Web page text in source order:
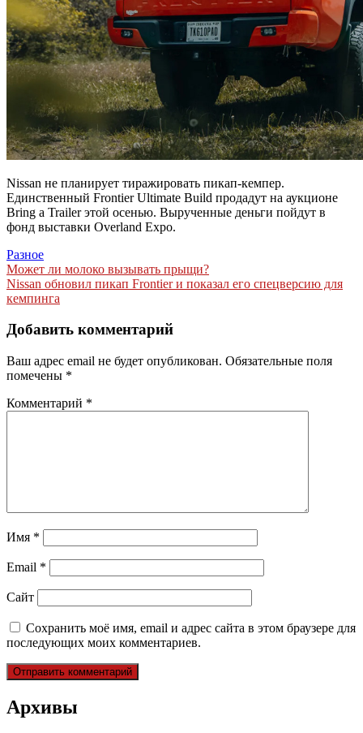
Nissan не планирует тиражировать пикап-кемпер.
Единственный Frontier Ultimate Build продадут на аукционе
Bring a Trailer этой осенью. Вырученные деньги пойдут в
фонд выставки Overland Expo.
Разное
Навигация
по
Может ли молоко вызывать прыщи?
Nissan обновил пикап Frontier и показал его спецверсию для
кемпинга
Добавить комментарий
Ваш адрес email не будет опубликован. Обязательные поля
помечены *
Комментарий *
Имя *
Email *
Сайт
Сохранить моё имя, email и адрес сайта в этом браузере для
последующих моих комментариев.
Архивы